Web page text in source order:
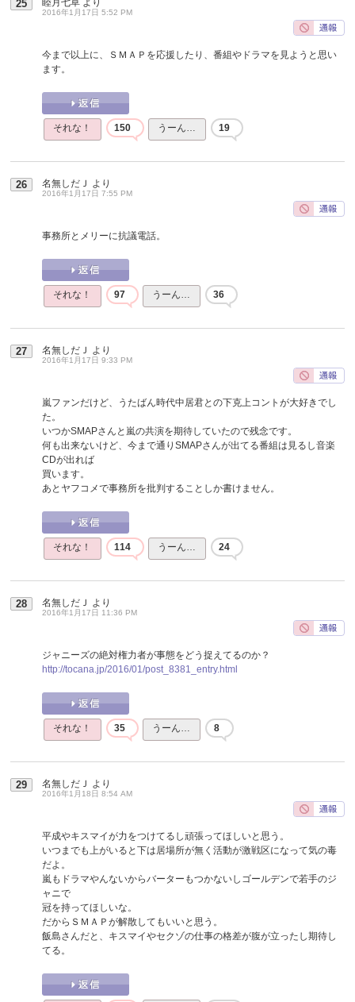
25
2016年1月17日 5:52 PM
今まで以上に、ＳＭＡＰを応援したり、番組やドラマを見ようと思い
ます。
それな！ 150 うーん… 19
26 名無しだＪ より
2016年1月17日 7:55 PM
事務所とメリーに抗議電話。
それな！ 97 うーん… 36
27 名無しだＪ より
2016年1月17日 9:33 PM
嵐ファンだけど、うたばん時代中居君との下克上コントが大好きでし
た。
いつかSMAPさんと嵐の共演を期待していたので残念です。
何も出来ないけど、今まで通りSMAPさんが出てる番組は見るし音楽
CDが出れば
買います。
あとヤフコメで事務所を批判することしか書けません。
それな！ 114 うーん… 24
28 名無しだＪ より
2016年1月17日 11:36 PM
ジャニーズの絶対権力者が事態をどう捉えてるのか？
http://tocana.jp/2016/01/post_8381_entry.html
それな！ 35 うーん… 8
29 名無しだＪ より
2016年1月18日 8:54 AM
平成やキスマイが力をつけてるし頑張ってほしいと思う。
いつまでも上がいると下は居場所が無く活動が激戦区になって気の毒
だよ。
嵐もドラマやんないからバーターもつかないしゴールデンで若手のジ
ャニで
冠を持ってほしいな。
だからＳＭＡＰが解散してもいいと思う。
飯島さんだと、キスマイやセクゾの仕事の格差が腹が立ったし期待し
てる。